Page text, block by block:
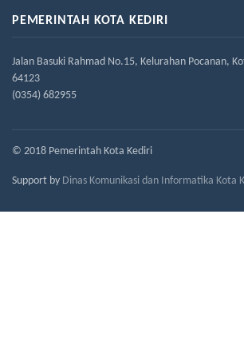
PEMERINTAH KOTA KEDIRI
Jalan Basuki Rahmad No.15, Kelurahan Pocanan,
64123
(0354) 682955
© 2018 Pemerintah Kota Kediri
Support by Dinas Komunikasi dan Informatika Kota